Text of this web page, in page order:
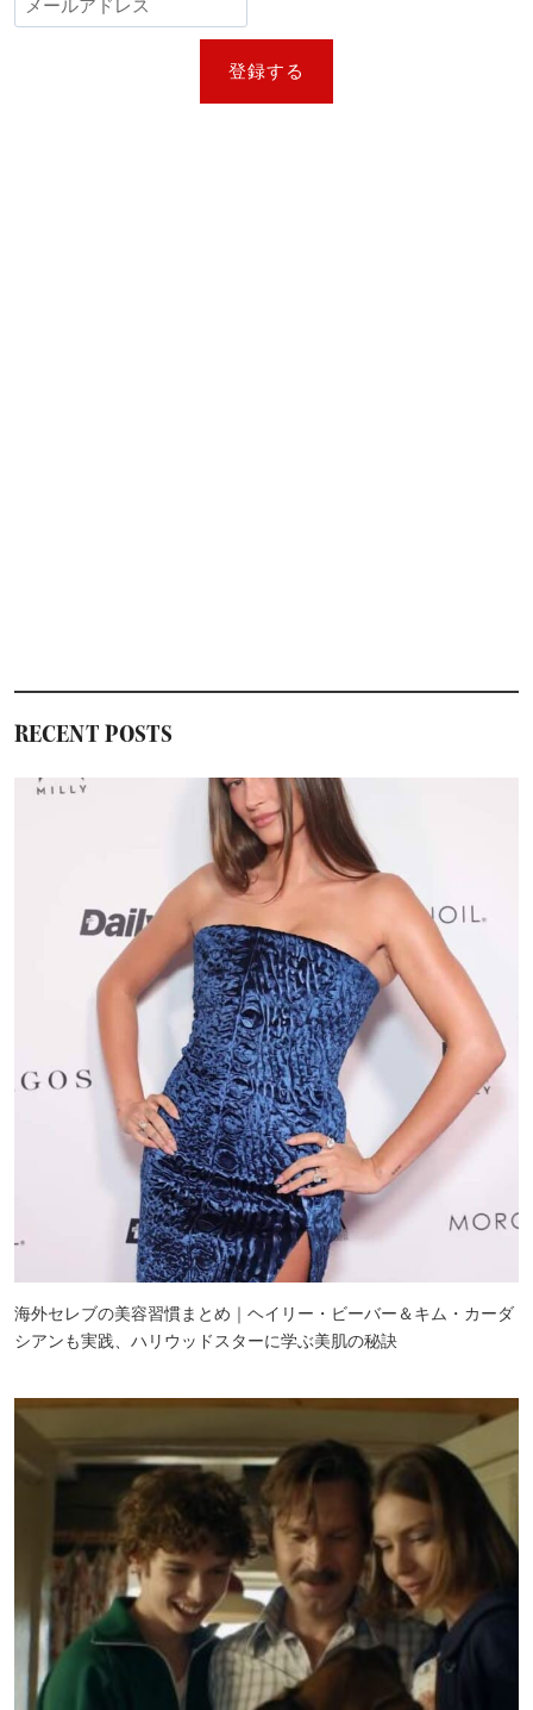
登録する
RECENT POSTS
海外セレブの美容習慣まとめ｜ヘイリー・ビーバー＆キム・カーダ
シアンも実践、ハリウッドスターに学ぶ美肌の秘訣